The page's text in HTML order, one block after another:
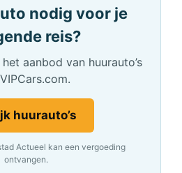
nodig voor je
reis?
aanbod van huurauto’s
huurauto’s
Actueel kan een vergoeding
ontvangen.